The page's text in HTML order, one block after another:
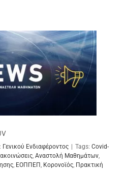
Γενικού Ενδιαφέροντος Tags: Covid-
, Αναστολή Μαθημάτων,
, ΕΟΠΠΕΠ, Κορονοϊός, Πρακτική